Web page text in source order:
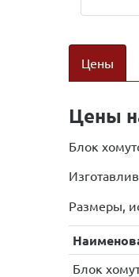
Цены
Цены
Блок
Размеры,
Блок